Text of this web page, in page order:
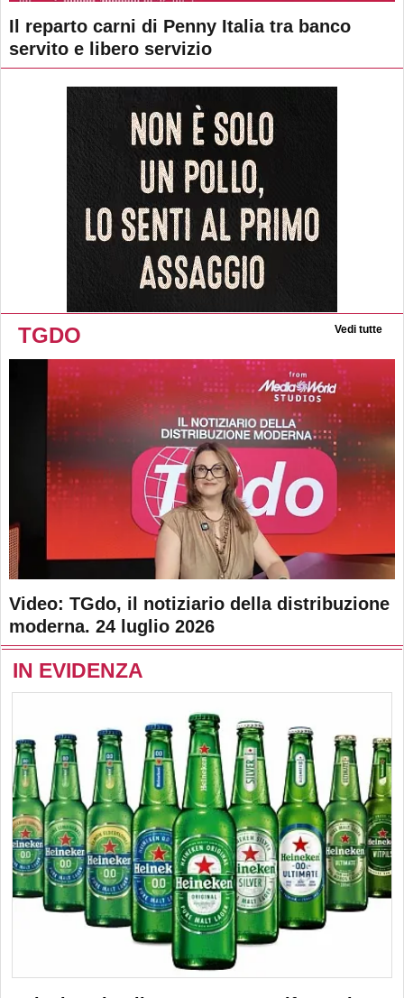
Il reparto carni di Penny Italia tra banco
servito e libero servizio
TGDO Vedi tutte
Video: TGdo, il notiziario della distribuzione
moderna. 24 luglio 2026
IN EVIDENZA